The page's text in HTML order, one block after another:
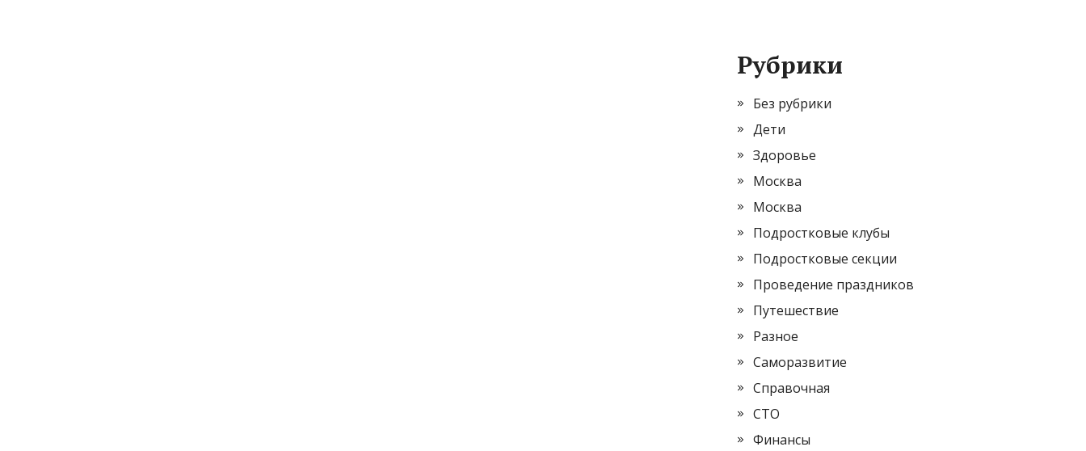
Рубрики
Без рубрики
Дети
Здоровье
Москва
Москва
Подростковые клубы
Подростковые секции
Проведение праздников
Путешествие
Разное
Саморазвитие
Справочная
СТО
Финансы